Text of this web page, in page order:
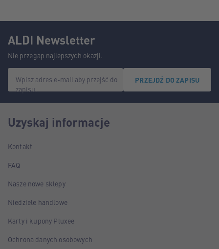
ALDI Newsletter
Nie przegap najlepszych okazji.
Wpisz adres e-mail aby przejść do
zapisu.
PRZEJDŹ DO ZAPISU
Uzyskaj informacje
Kontakt
FAQ
Nasze nowe sklepy
Niedziele handlowe
Karty i kupony Pluxee
Ochrona danych osobowych